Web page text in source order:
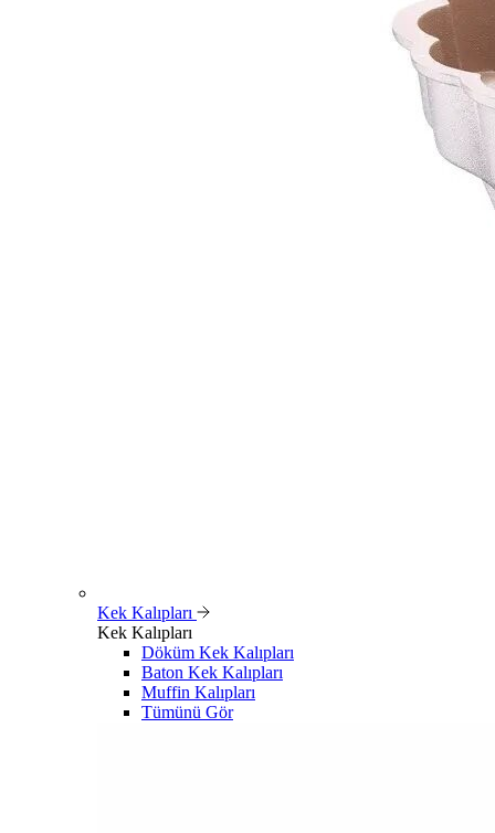
Kek Kalıpları
Kek Kalıpları
Döküm Kek Kalıpları
Baton Kek Kalıpları
Muffin Kalıpları
Tümünü Gör